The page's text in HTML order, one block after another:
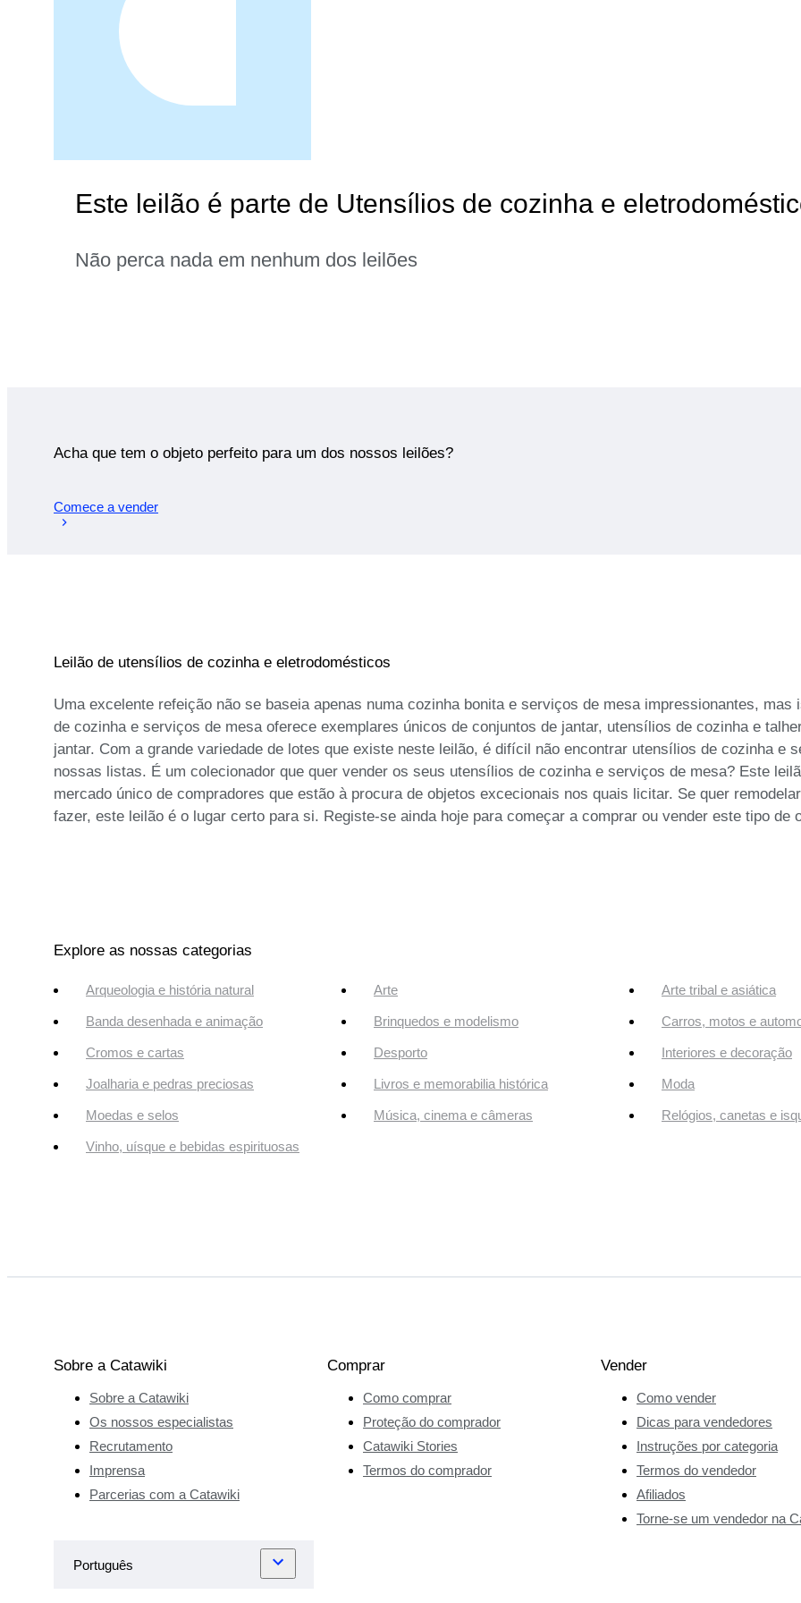
Este leilão é parte de Utensílios de cozinha e
Não perca nada em nenhum dos leilões
Acha que tem o objeto perfeito para um dos nossos leilões?
Comece a vender
Leilão de utensílios de cozinha e eletrodomésticos
Uma excelente refeição não se baseia apenas numa cozinha bonita e serviços de mesa impressionantes,
de cozinha e serviços de mesa oferece exemplares únicos de conjuntos de jantar, utensílios de cozinha e
jantar. Com a grande variedade de lotes que existe neste leilão, é difícil não encontrar utensílios de cozinha e
nossas listas. É um colecionador que quer vender os seus utensílios de cozinha e serviços de mesa? Este
mercado único de compradores que estão à procura de objetos excecionais nos quais licitar. Se quer
fazer, este leilão é o lugar certo para si. Registe-se ainda hoje para começar a comprar ou vender este tipo de
Explore as nossas categorias
Arqueologia e história natural Arte Arte tribal e asiática
Banda desenhada e animação Brinquedos e modelismo Carros, motos e
Cromos e cartas Desporto Interiores e decoração
Joalharia e pedras preciosas Livros e memorabilia histórica Moda
Moedas e selos Música, cinema e câmeras Relógios, canetas e
Vinho, uísque e bebidas espirituosas
Sobre a Catawiki
Sobre a Catawiki
Os nossos especialistas
Recrutamento
Imprensa
Parcerias com a Catawiki
Comprar
Como comprar
Proteção do comprador
Catawiki Stories
Termos do comprador
Vender
Como vender
Dicas para vendedores
Instruções por categoria
Termos do vendedor
Afiliados
Torne-se um vendedor na